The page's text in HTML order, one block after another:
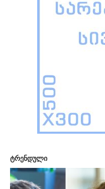
ტრენდული